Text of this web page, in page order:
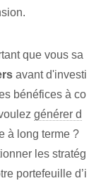
que vous sa
avant d'investi
bénéfices à co
générer d
à long terme ?
les stratég
portefeuille d’i